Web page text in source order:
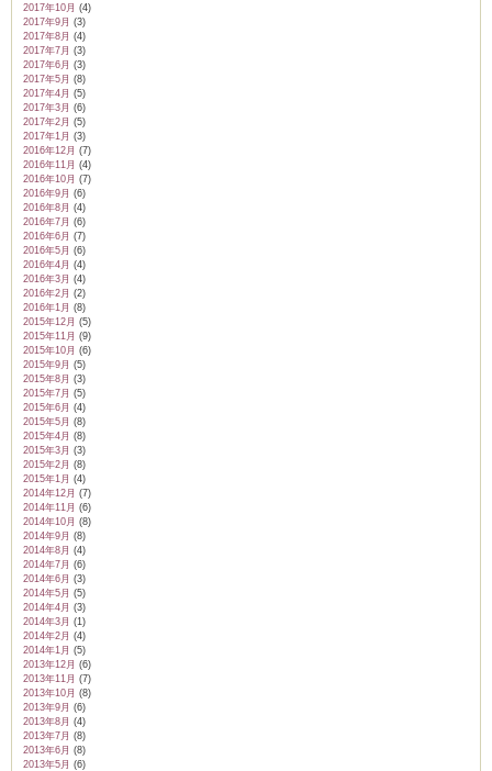
2017年10月 (4)
2017年9月 (3)
2017年8月 (4)
2017年7月 (3)
2017年6月 (3)
2017年5月 (8)
2017年4月 (5)
2017年3月 (6)
2017年2月 (5)
2017年1月 (3)
2016年12月 (7)
2016年11月 (4)
2016年10月 (7)
2016年9月 (6)
2016年8月 (4)
2016年7月 (6)
2016年6月 (7)
2016年5月 (6)
2016年4月 (4)
2016年3月 (4)
2016年2月 (2)
2016年1月 (8)
2015年12月 (5)
2015年11月 (9)
2015年10月 (6)
2015年9月 (5)
2015年8月 (3)
2015年7月 (5)
2015年6月 (4)
2015年5月 (8)
2015年4月 (8)
2015年3月 (3)
2015年2月 (8)
2015年1月 (4)
2014年12月 (7)
2014年11月 (6)
2014年10月 (8)
2014年9月 (8)
2014年8月 (4)
2014年7月 (6)
2014年6月 (3)
2014年5月 (5)
2014年4月 (3)
2014年3月 (1)
2014年2月 (4)
2014年1月 (5)
2013年12月 (6)
2013年11月 (7)
2013年10月 (8)
2013年9月 (6)
2013年8月 (4)
2013年7月 (8)
2013年6月 (8)
2013年5月 (6)